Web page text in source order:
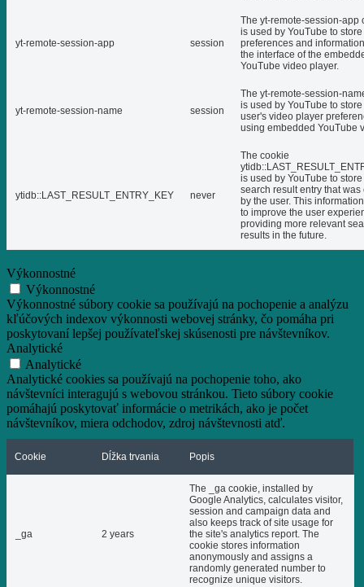
yt-remote-session-app session
The yt-remote-session-app
is used by YouTube to
preferences and
the interface of the
YouTube video player.
yt-remote-session-name session
The yt-remote-session-
is used by YouTube to
user's video player
using embedded YouTube
ytidb::LAST_RESULT_ENTRY_KEY never
The cookie
is used by YouTube to
search result entry that was
by the user. This
to improve the user
providing more relevant
results in the future.
Výkonnostné
Výkonnostné
Výkonnostné súbory cookie sa používajú na pochopenie a analýzu
kľúčových indexov výkonnosti webovej stránky, čo pomáha pri
poskytovaní lepšej používateľskej skúsenosti pre návštevníkov.
Analytické
Analytické
Analytické cookies sa používajú na pochopenie toho, ako
návštevníci interagujú s webovou stránkou. Tieto súbory cookie
pomáhajú poskytovať informácie o metrikách, ako je počet
návštevníkov, miera odchodov, zdroj návštevnosti atď.
Cookie Dĺžka trvania Popis
_ga 2 years
The _ga cookie, installed by
Google Analytics, calculates visitor,
session and campaign data and
also keeps track of site usage for
the site's analytics report. The
cookie stores information
anonymously and assigns a
randomly generated number to
recognize unique visitors.